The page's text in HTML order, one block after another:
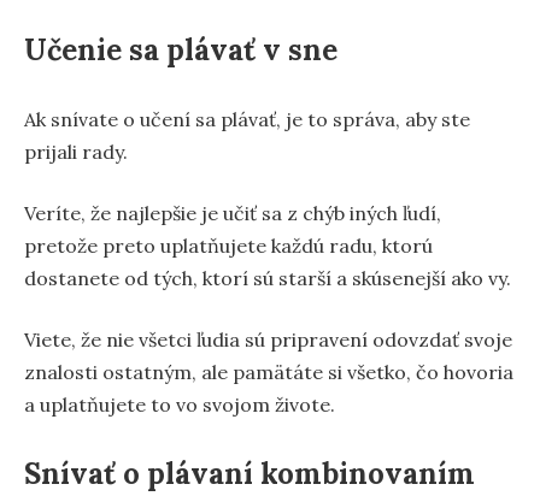
Učenie sa plávať v sne
Ak snívate o učení sa plávať, je to správa, aby ste
prijali rady.
Veríte, že najlepšie je učiť sa z chýb iných ľudí,
pretože preto uplatňujete každú radu, ktorú
dostanete od tých, ktorí sú starší a skúsenejší ako vy.
Viete, že nie všetci ľudia sú pripravení odovzdať svoje
znalosti ostatným, ale pamätáte si všetko, čo hovoria
a uplatňujete to vo svojom živote.
Snívať o plávaní kombinovaním